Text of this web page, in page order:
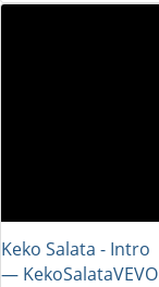
Keko Salata - Intro
― KekoSalataVEVO